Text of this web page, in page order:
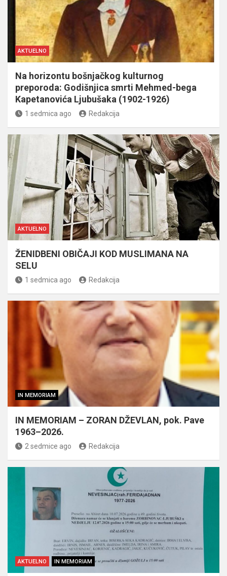
AKTUELNO
Na horizontu bošnjačkog kulturnog
preporoda: Godišnjica smrti Mehmed-bega
Kapetanovića Ljubušaka (1902-1926)
1 sedmica ago Redakcija
AKTUELNO
ŽENIDBENI OBIČAJI KOD MUSLIMANA NA
SELU
1 sedmica ago Redakcija
IN MEMORIAM
IN MEMORIAM – ZORAN DŽEVLAN, pok. Pave
1963–2026.
2 sedmice ago Redakcija
AKTUELNO IN MEMORIAM